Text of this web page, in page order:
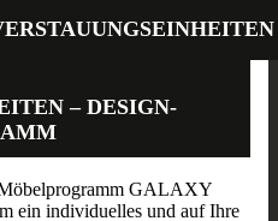
– DESIGN-
GALAXY
ein individuelles und auf Ihre